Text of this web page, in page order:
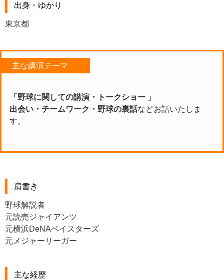
出身・ゆかり
東京都
主な講演テーマ
「野球に関しての講演・トークショー 」
出会い・チームワーク・野球の裏話などお話いたしま
す。
肩書き
野球解説者
元読売ジャイアンツ
元横浜DeNAベイスターズ
元メジャーリーガー
主な経歴